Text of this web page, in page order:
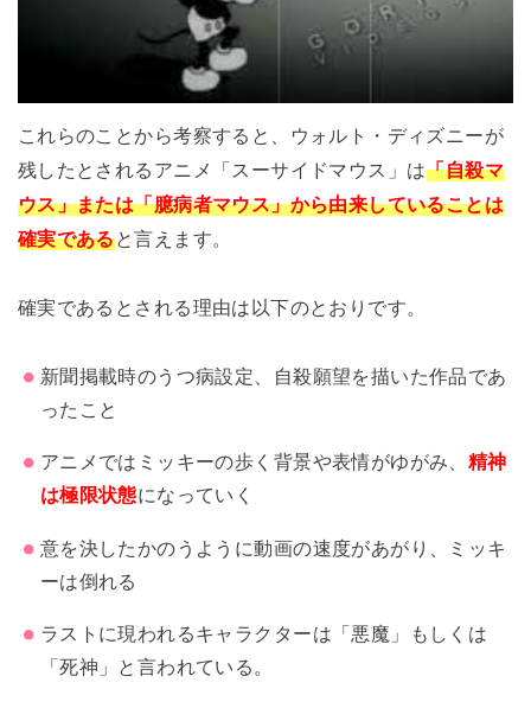
これらのことから考察すると、ウォルト・ディズニーが
残したとされるアニメ「スーサイドマウス」は「自殺マ
ウス」または「臆病者マウス」から由来していることは
確実であると言えます。
確実であるとされる理由は以下のとおりです。
新聞掲載時のうつ病設定、自殺願望を描いた作品であ
ったこと
アニメではミッキーの歩く背景や表情がゆがみ、 精神
は極限状態になっていく
意を決したかのう ように動画の速度があがり、ミッキ
ーは倒れる
ラストに現われるキャラクタ ーは「悪魔」もしくは
「死神」と言われている。